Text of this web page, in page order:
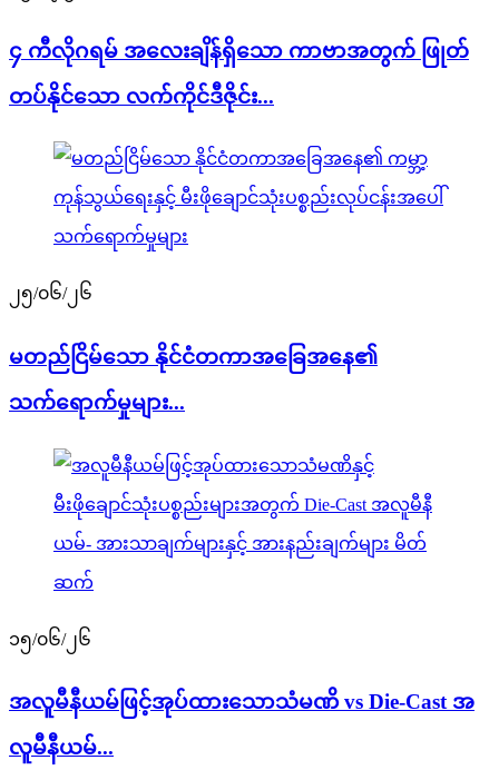
၄ ကီလိုဂရမ် အလေးချိန်ရှိသော ကာဗာအတွက် ဖြုတ်
တပ်နိုင်သော လက်ကိုင်ဒီဇိုင်း...
၂၅/၀၆/၂၆
မတည်ငြိမ်သော နိုင်ငံတကာအခြေအနေ၏
သက်ရောက်မှုများ...
၁၅/၀၆/၂၆
အလူမီနီယမ်ဖြင့်အုပ်ထားသောသံမဏိ vs Die-Cast အ
လူမီနီယမ်...